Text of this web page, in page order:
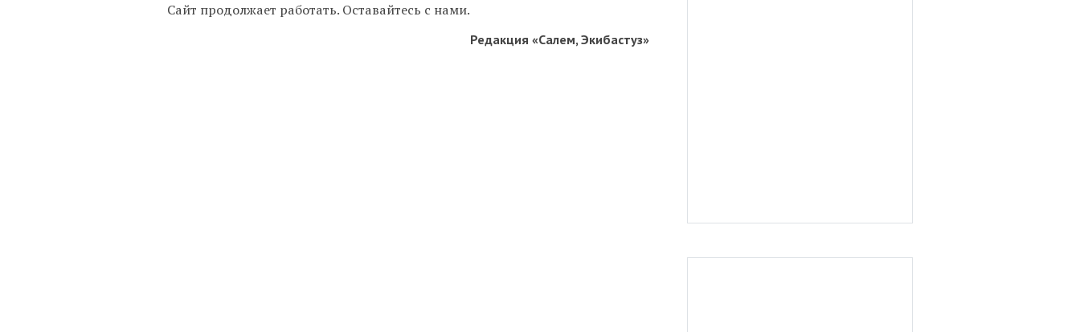
Сайт продолжает работать. Оставайтесь с нами.
Редакция «Салем, Экибастуз»